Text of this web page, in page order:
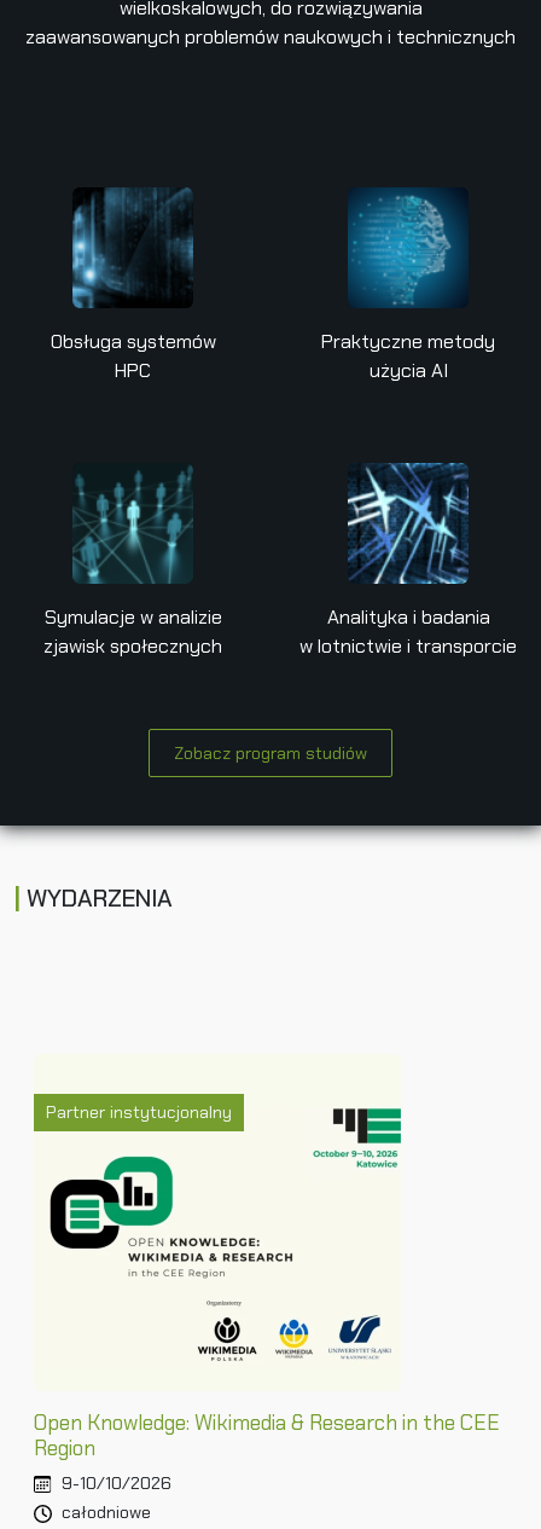
wielkoskalowych, do rozwiązywania
zaawansowanych problemów naukowych i technicznych
Obsługa systemów
HPC
Praktyczne metody
użycia AI
Symulacje w analizie
zjawisk społecznych
Analityka i badania
w lotnictwie i transporcie
Zobacz program studiów
WYDARZENIA
Partner instytucjonalny
Open Knowledge: Wikimedia & Research in the CEE
Region
9-10/10/2026
całodniowe